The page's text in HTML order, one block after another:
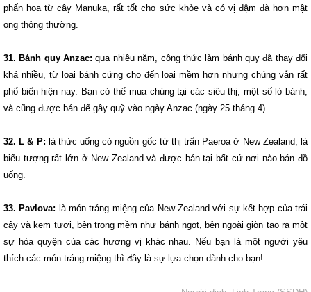
phấn hoa từ cây Manuka, rất tốt cho sức khỏe và có vị đậm đà hơn mật
ong thông thường.
31. Bánh quy Anzac: qua nhiều năm, công thức làm bánh quy đã thay đổi
khá nhiều, từ loại bánh cứng cho đến loại mềm hơn nhưng chúng vẫn rất
phổ biến hiện nay. Bạn có thể mua chúng tại các siêu thị, một số lò bánh,
và cũng được bán để gây quỹ vào ngày Anzac (ngày 25 tháng 4).
32. L & P: là thức uống có nguồn gốc từ thị trấn Paeroa ở New Zealand, là
biểu tượng rất lớn ở New Zealand và được bán tại bất cứ nơi nào bán đồ
uống.
33. Pavlova: là món tráng miệng của New Zealand với sự kết hợp của trái
cây và kem tươi, bên trong mềm như bánh ngọt, bên ngoài giòn tạo ra một
sự hòa quyện của các hương vị khác nhau. Nếu bạn là một người yêu
thích các món tráng miệng thì đây là sự lựa chọn dành cho bạn!